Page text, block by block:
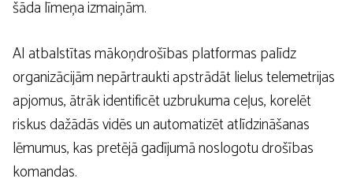
šāda līmeņa izmaiņām.
AI atbalstītas mākoņdrošības platformas palīdz
organizācijām nepārtraukti apstrādāt lielus telemetrijas
apjomus, ātrāk identificēt uzbrukuma ceļus, korelēt
riskus dažādās vidēs un automatizēt atlīdzināšanas
lēmumus, kas pretējā gadījumā noslogotu drošības
komandas.